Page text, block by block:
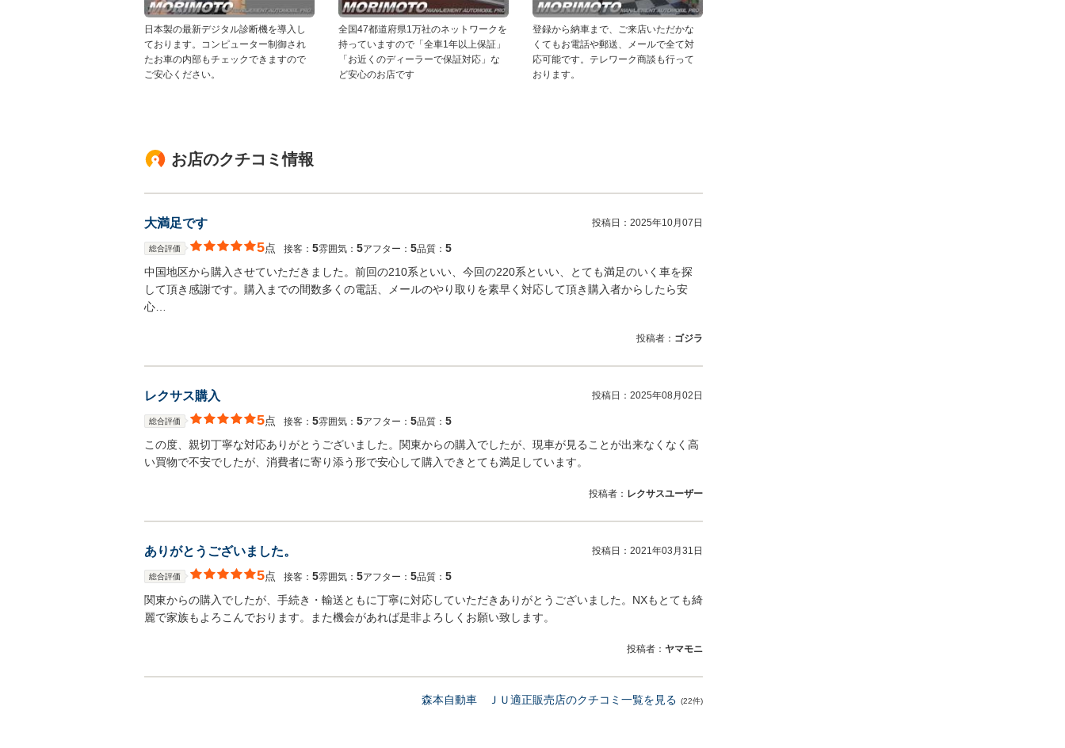
日本製の最新デジタル診断機を導入し
ております。コンピューター制御され
たお車の内部もチェックできますので
ご安心ください。
全国47都道府県1万社のネットワークを
持っていますので「全車1年以上保証」
「お近くのディーラーで保証対応」な
ど安心のお店です
登録から納車まで、ご来店いただかな
くてもお電話や郵送、メールで全て対
応可能です。テレワーク商談も行って
おります。
お店のクチコミ情報
大満足です 投稿日： 2025年10月07日
総合評価 5点 接客： 5雰囲気： 5アフター： 5品質： 5
中国地区から購入させていただきました。前回の210系といい、今回の220系といい、とても満足のいく車を探
して頂き感謝です。購入までの間数多くの電話、メールのやり取りを素早く対応して頂き購入者からしたら安
心…
投稿者： ゴジラ
レクサス購入 投稿日： 2025年08月02日
総合評価 5点 接客： 5雰囲気： 5アフター： 5品質： 5
この度、親切丁寧な対応ありがとうございました。関東からの購入でしたが、現車が見ることが出来なくなく高
い買物で不安でしたが、消費者に寄り添う形で安心して購入できとても満足しています。
投稿者： レクサスユーザー
ありがとうございました。 投稿日： 2021年03月31日
総合評価 5点 接客： 5雰囲気： 5アフター： 5品質： 5
関東からの購入でしたが、手続き・輸送ともに丁寧に対応していただきありがとうございました。NXもとても綺
麗で家族もよろこんでおります。また機会があれば是非よろしくお願い致します。
投稿者： ヤマモニ
森本自動車 ＪＵ適正販売店のクチコミ一覧を見る (22件)